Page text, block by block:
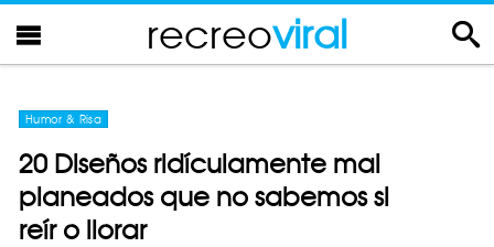
recreoviral
Humor & Risa
20 Diseños ridículamente mal
planeados que no sabemos si
reír o llorar